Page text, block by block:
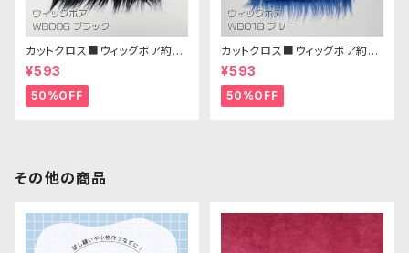
カットクロス■ウィッグボア約8c
m(ブラック)WB006ボア生地 2
5cm × 45cm
¥593
50%OFF
カットクロス■ウィッグボア約8c
m(ブルー)WB018 ボア生地 25
cm × 45cm
¥593
50%OFF
その他の商品